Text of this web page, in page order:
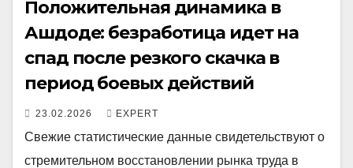
Положительная динамика в
Ашдоде: безработица идет на
спад после резкого скачка в
период боевых действий
23.02.2026 EXPERT
Свежие статистические данные свидетельствуют о
стремительном восстановлении рынка труда в